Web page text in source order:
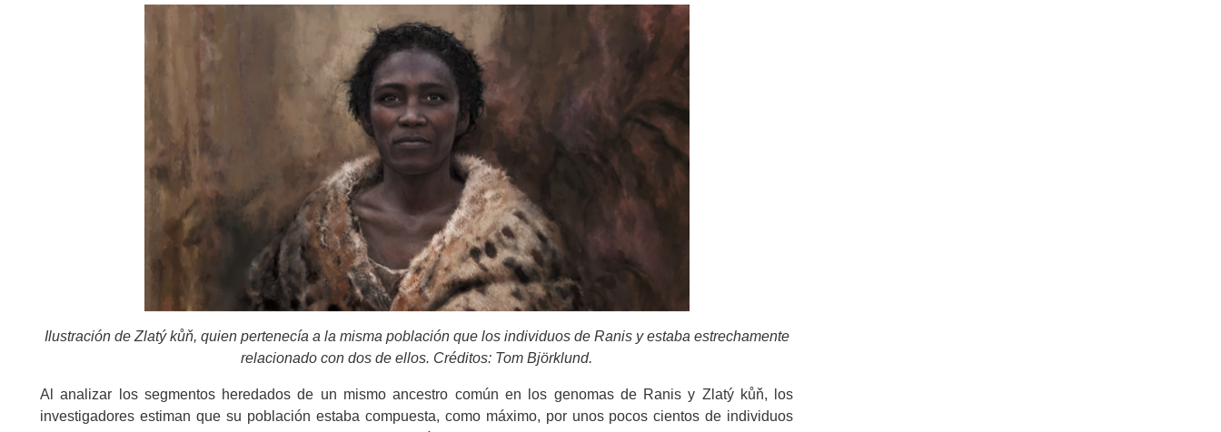
Ilustración de Zlatý kůň, quien pertenecía a la misma población que los individuos de Ranis y estaba estrechamente
relacionado con dos de ellos. Créditos: Tom Björklund.
Al analizar los segmentos heredados de un mismo ancestro común en los genomas de Ranis y Zlatý kůň, los
investigadores estiman que su población estaba compuesta, como máximo, por unos pocos cientos de individuos